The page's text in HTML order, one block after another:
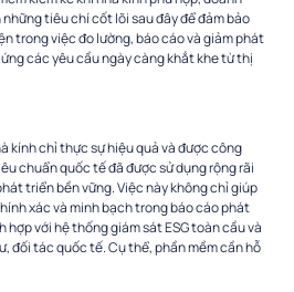
tiêu chí cốt lõi sau đây để đảm bảo
trong việc đo lường, báo cáo và giảm phát
các yêu cầu ngày càng khắt khe từ thị
kính chỉ thực sự hiệu quả và được công
chuẩn quốc tế đã được sử dụng rộng rãi
triển bền vững. Việc này không chỉ giúp
xác và minh bạch trong báo cáo phát
với hệ thống giám sát ESG toàn cầu và
đối tác quốc tế. Cụ thể, phần mềm cần hỗ